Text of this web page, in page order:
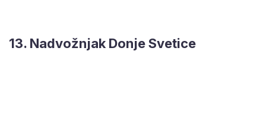
13. Nadvožnjak Donje Svetice